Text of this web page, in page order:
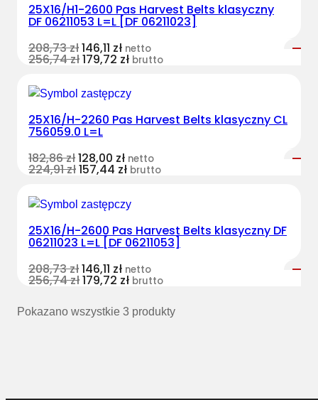
25X16/H1-2600 Pas Harvest Belts klasyczny
DF 06211053 L=L [DF 06211023]
208,73zł146,11 zł netto
256,74zł179,72 zł brutto
25X16/H-2260 Pas Harvest Belts klasyczny CL
756059.0 L=L
182,86zł128,00 zł netto
224,91zł157,44 zł brutto
25X16/H-2600 Pas Harvest Belts klasyczny DF
06211023 L=L [DF 06211053]
208,73zł146,11 zł netto
256,74zł179,72 zł brutto
Pokazano wszystkie 3 produkty